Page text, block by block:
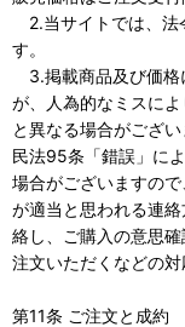
2.当サイトでは、法
す。
3.掲載商品及び価格
が、人為的なミスに
と異なる場合がござ
民法95条「錯誤」に
場合がございますの
が適当と思われる連
絡し、ご購入の意思
注文いただくなどの対
第11条 ご注文と成約